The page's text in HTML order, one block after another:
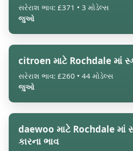
સરેરાશ ભાવ: £371 • 3 મોડેલ્સ
જુઓ
citroen માટે Rochdale માં
સરેરાશ ભાવ: £260 • 44 મોડેલ્સ
જુઓ
daewoo માટે Rochdale માં
કારના ભાવ